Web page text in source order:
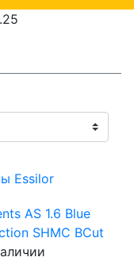
AS 1.6 Blue
SHMC BCut